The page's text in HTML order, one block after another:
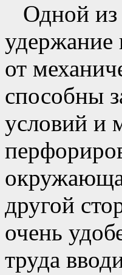
Одной из
удержание
от
способны
условий и
другой
очень
труда